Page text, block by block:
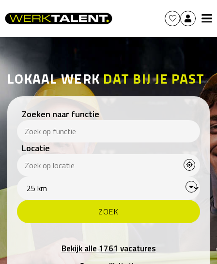
LOKAAL WERKDAT BIJ JE PAST
Zoeken naar functie
Locatie
Bekijk alle 1761 vacatures